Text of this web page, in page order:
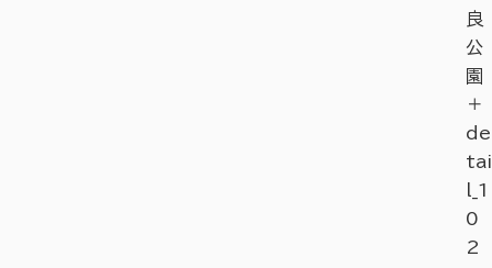
良
公
園
＋
de
tai
l_1
0
2